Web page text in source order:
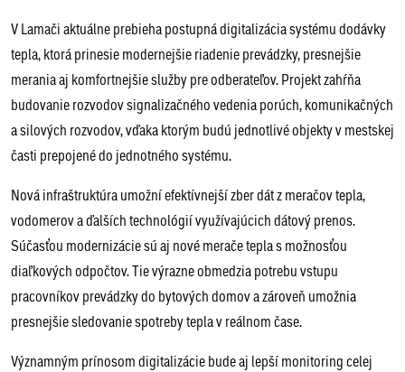
V Lamači aktuálne prebieha postupná digitalizácia systému dodávky
tepla, ktorá prinesie modernejšie riadenie prevádzky, presnejšie
merania aj komfortnejšie služby pre odberateľov. Projekt zahŕňa
budovanie rozvodov signalizačného vedenia porúch, komunikačných
a silových rozvodov, vďaka ktorým budú jednotlivé objekty v mestskej
časti prepojené do jednotného systému.
Nová infraštruktúra umožní efektívnejší zber dát z meračov tepla,
vodomerov a ďalších technológií využívajúcich dátový prenos.
Súčasťou modernizácie sú aj nové merače tepla s možnosťou
diaľkových odpočtov. Tie výrazne obmedzia potrebu vstupu
pracovníkov prevádzky do bytových domov a zároveň umožnia
presnejšie sledovanie spotreby tepla v reálnom čase.
Významným prínosom digitalizácie bude aj lepší monitoring celej